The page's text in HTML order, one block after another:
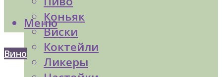
Коньяк
Виски
Коктейли
Ликеры
Меню
Вино